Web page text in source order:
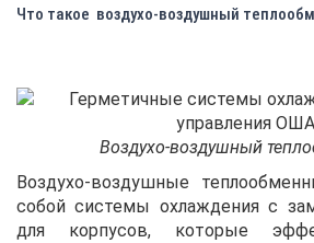
Что такое воздухо-воздушный
Воздухо-воздушный
Воздухо-воздушные
собой системы охлаждения с
для корпусов, которые